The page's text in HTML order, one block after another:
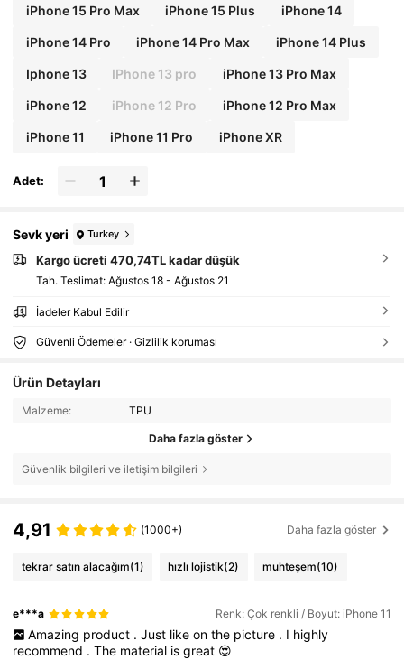
iPhone 15 Pro Max iPhone 15 Plus iPhone 14
iPhone 14 Pro iPhone 14 Pro Max iPhone 14 Plus
Iphone 13 IPhone 13 pro iPhone 13 Pro Max
iPhone 12 iPhone 12 Pro iPhone 12 Pro Max
iPhone 11 iPhone 11 Pro iPhone XR
Adet:
Sevk yeri Turkey
Kargo ücreti 470,74TL kadar düşük
Tah. Teslimat: Ağustos 18 - Ağustos 21
İadeler Kabul Edilir
Güvenli Ödemeler · Gizlilik koruması
Ürün Detayları
Malzeme: TPU
Daha fazla göster
Güvenlik bilgileri ve iletişim bilgileri
4,91 (1000+) Daha fazla göster
tekrar satın alacağım(1) hızlı lojistik(2) muhteşem(10)
e***a Renk: Çok renkli / Boyut: iPhone 11
Amazing product . Just like on the picture . I highly
recommend .The material isgreat 😍